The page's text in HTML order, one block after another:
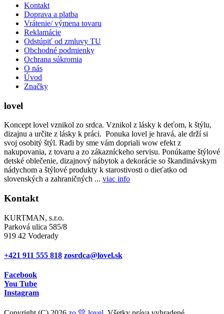
Kontakt
Doprava a platba
Vrátenie/ výmena tovaru
Reklamácie
Odstúpiť od zmluvy TU
Obchodné podmienky
Ochrana súkromia
O nás
Úvod
Značky
lovel
Koncept lovel vznikol zo srdca. Vznikol z lásky k deťom, k štýlu,
dizajnu a určite z lásky k práci. Ponuka lovel je hravá, ale drží si
svoj osobitý štýl. Radi by sme vám dopriali wow efekt z
nakupovania, z tovaru a zo zákazníckeho servisu. Ponúkame štýlové
detské oblečenie, dizajnový nábytok a dekorácie so škandinávskym
nádychom a štýlové produkty k starostivosti o dieťatko od
slovenských a zahraničných ... viac info
Kontakt
KURTMAN, s.r.o.
Parková ulica 585/8
919 42 Voderady
+421 911 555 818 zosrdca@lovel.sk
Facebook
You Tube
Instagram